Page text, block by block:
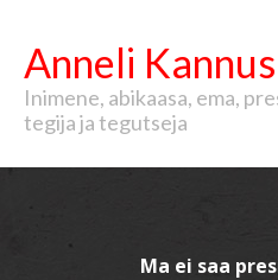
Anneli Kannus
Inimene, abikaasa, ema,
tegija ja tegutseja
Ma ei saa